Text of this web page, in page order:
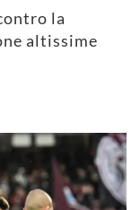
la
altissime